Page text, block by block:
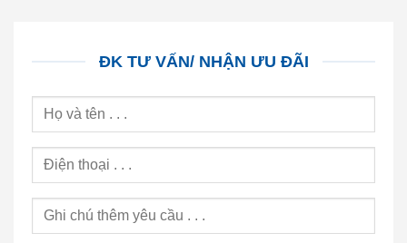
ĐK TƯ VẤN/ NHẬN ƯU ĐÃI